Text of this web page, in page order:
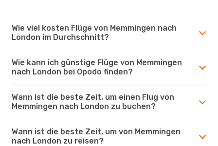
Wie viel kosten Flüge von Memmingen nach
London im Durchschnitt?
Wie kann ich günstige Flüge von Memmingen
nach London bei Opodo finden?
Wann ist die beste Zeit, um einen Flug von
Memmingen nach London zu buchen?
Wann ist die beste Zeit, um von Memmingen
nach London zu reisen?